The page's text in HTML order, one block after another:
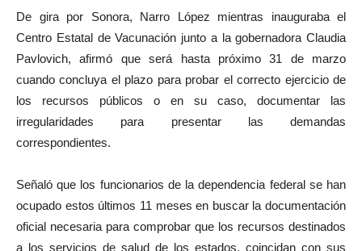
De gira por Sonora, Narro López mientras inauguraba el
Centro Estatal de Vacunación junto a la gobernadora Claudia
Pavlovich, afirmó que será hasta próximo 31 de marzo
cuando concluya el plazo para probar el correcto ejercicio de
los recursos públicos o en su caso, documentar las
irregularidades para presentar las demandas
correspondientes.
Señaló que los funcionarios de la dependencia federal se han
ocupado estos últimos 11 meses en buscar la documentación
oficial necesaria para comprobar que los recursos destinados
a los servicios de salud de los estados, coincidan con sus